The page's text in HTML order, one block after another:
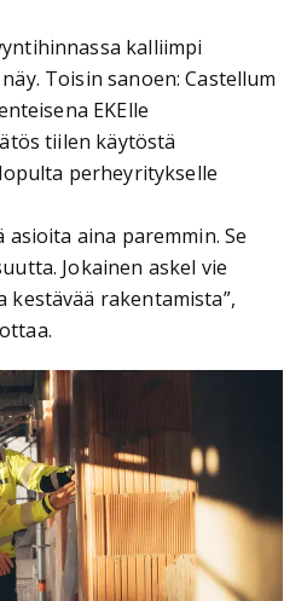
kalliimpi
Toisin sanoen: Castellum
EKElle
tiilen käytöstä
perheyritykselle
aina paremmin. Se
Jokainen askel vie
kestävää rakentamista”,